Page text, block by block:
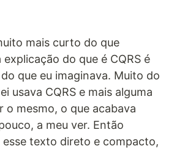
mais curto do que
do que é CQRS é
que eu imaginava. Muito do
usava CQRS e mais alguma
o mesmo, o que acabava
a meu ver. Então
texto direto e compacto,